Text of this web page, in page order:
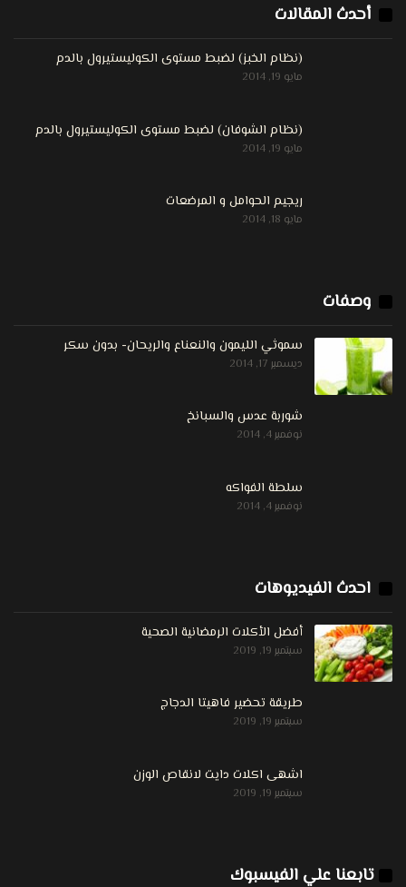
أحدث المقالات
(نظام الخبز) لضبط مستوى الكوليستيرول بالدم
مايو 19, 2014
(نظام الشوفان) لضبط مستوى الكوليستيرول بالدم
مايو 19, 2014
ريجيم الحوامل و المرضعات
مايو 18, 2014
وصفات
سموثي الليمون والنعناع والريحان- بدون سكر
ديسمبر 17, 2014
شوربة عدس والسبانخ
نوفمبر 4, 2014
سلطة الفواكه
نوفمبر 4, 2014
احدث الفيديوهات
أفضل الأكلات الرمضانية الصحية
سبتمبر 19, 2019
طريقة تحضير فاهيتا الدجاج
سبتمبر 19, 2019
اشهى اكلات دايت لانقاص الوزن
سبتمبر 19, 2019
تابعنا علي الفيسبوك